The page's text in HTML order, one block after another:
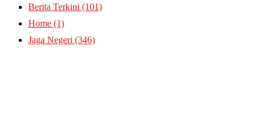
Berita Terkini (101)
Home (1)
Jaga Negeri (346)